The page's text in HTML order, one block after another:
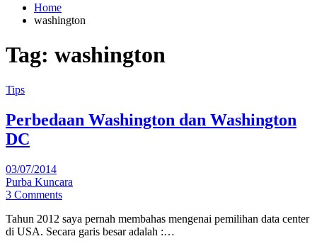
Home
washington
Tag: washington
Tips
Perbedaan Washington dan Washington
DC
03/07/2014
Purba Kuncara
3 Comments
Tahun 2012 saya pernah membahas mengenai pemilihan data center
di USA. Secara garis besar adalah :…